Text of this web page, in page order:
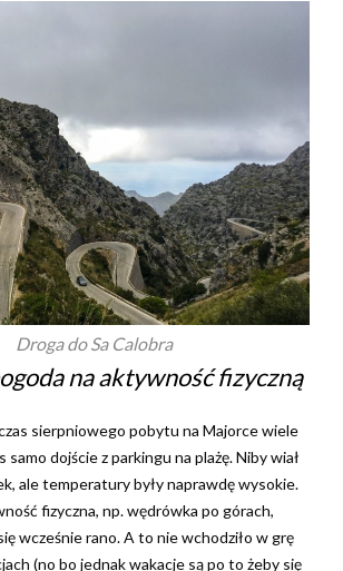
Droga do Sa Calobra
na aktywność fizyczną
sierpniowego pobytu na Majorce wiele
samo dojście z parkingu na plażę. Niby wiał
ale temperatury były naprawdę wysokie.
fizyczna, np. wędrówka po górach,
wcześnie rano. A to nie wchodziło w grę
(no bo jednak wakacje są po to żeby się